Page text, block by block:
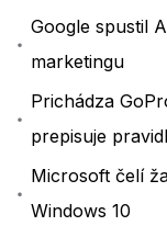
Google spustil
marketingu
Prichádza
prepisuje
Microsoft čelí
Windows 10